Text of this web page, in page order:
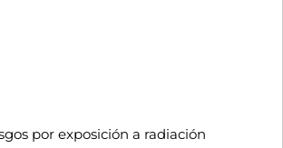
por exposición a radiación